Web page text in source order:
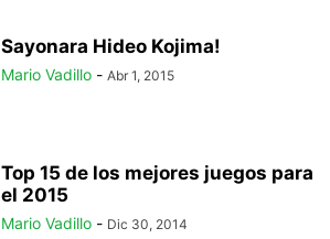
Sayonara Hideo Kojima!
Mario Vadillo - Abr 1, 2015
Top 15 de los mejores juegos para
el 2015
Mario Vadillo - Dic 30, 2014